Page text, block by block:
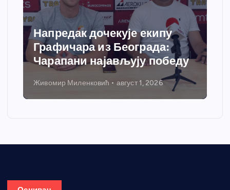
Напредак дочекује екипу
Графичара из Београда:
Чарапани најављују победу
Живомир Миленковић август 1, 2026